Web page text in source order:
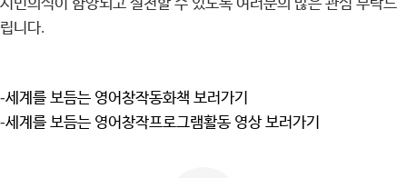
립니다.
-세계를 보듬는 영어창작동화책 보러가기
-세계를 보듬는 영어창작프로그램활동 영상 보러가기